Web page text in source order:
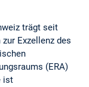
trägt seit
zur Exzellenz des
(ERA)
ist